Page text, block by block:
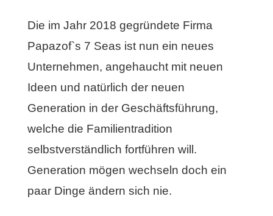
Die im Jahr 2018 gegründete Firma
Papazof`s 7 Seas ist nun ein neues
Unternehmen, angehaucht mit neuen
Ideen und natürlich der neuen
Generation in der Geschäftsführung,
welche die Familientradition
selbstverständlich fortführen will.
Generation mögen wechseln doch ein
paar Dinge ändern sich nie.